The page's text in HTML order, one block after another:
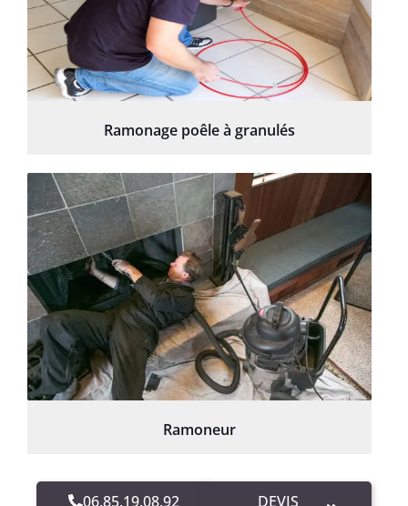
Ramonage poêle à granulés
Ramoneur
06.85.19.08.92 DEVIS